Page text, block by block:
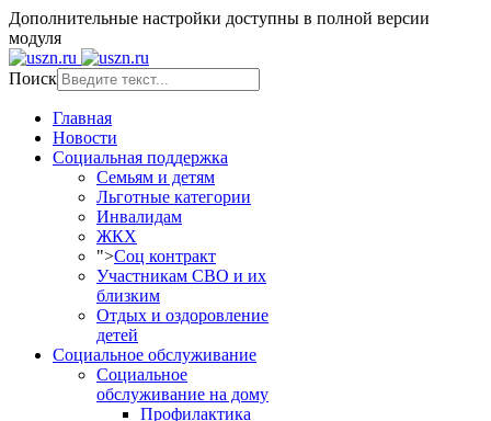
Дополнительные настройки доступны в полной версии
модуля
Поиск
Главная
Новости
Социальная поддержка
Семьям и детям
Льготные категории
Инвалидам
ЖКХ
">Соц контракт
Участникам СВО и их
близким
Отдых и оздоровление
детей
Социальное обслуживание
Социальное
обслуживание на дому
Профилактика